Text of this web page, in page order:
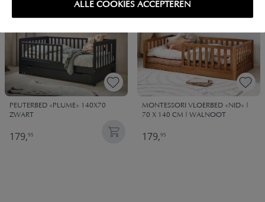
ALLE COOKIES ACCEPTEREN
PEUTERBED «PLUME» 140X70
ZWART
179,95
MONTESSORI VLOERBED «NID» |
70 X 140 CM | WALNOOT
179,95